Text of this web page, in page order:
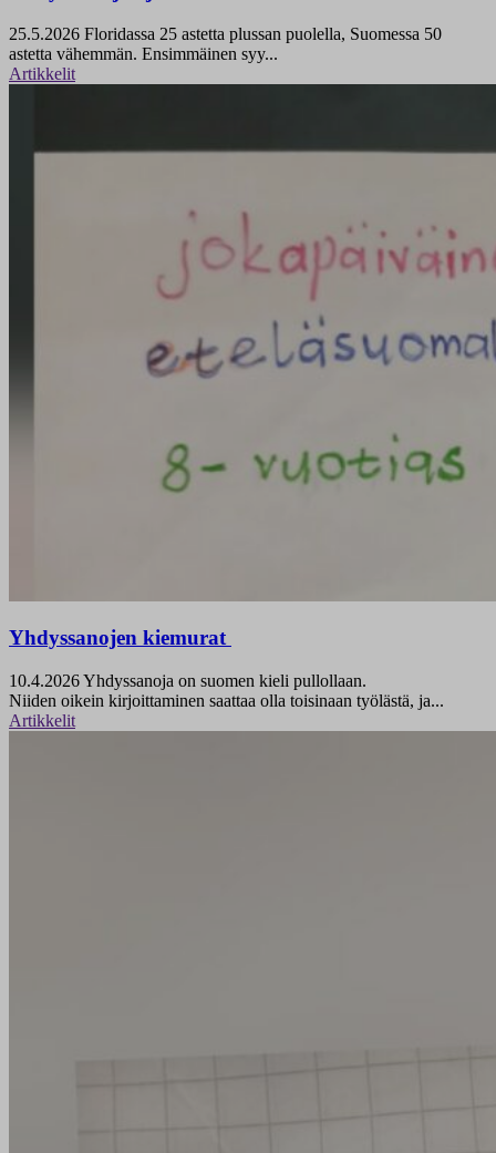
25.5.2026 Floridassa 25 astetta plussan puolella, Suomessa 50
astetta vähemmän. Ensimmäinen syy...
Artikkelit
Yhdyssanojen kiemurat
10.4.2026Yhdyssanoja on suomen kieli pullollaan.
Niiden oikein kirjoittaminen saattaa olla toisinaan työlästä, ja...
Artikkelit